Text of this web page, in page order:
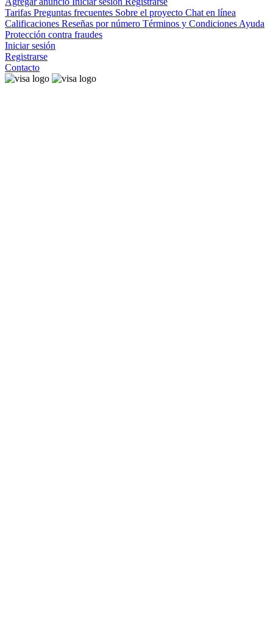
Tarifas Preguntas frecuentes Sobre el proyecto Chat en línea
Calificaciones Reseñas por número Términos y Condiciones Ayuda
Protección contra fraudes
Iniciar sesión
Registrarse
Contacto